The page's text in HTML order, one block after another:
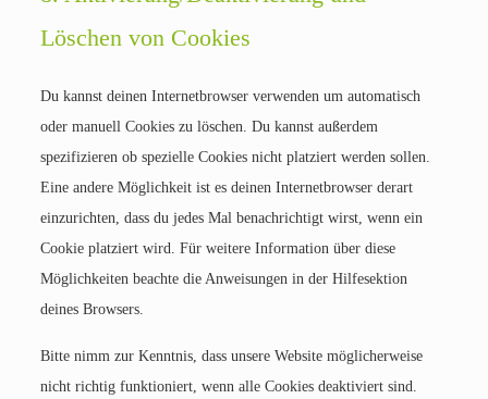
Löschen von Cookies
Du kannst deinen Internetbrowser verwenden um automatisch
oder manuell Cookies zu löschen. Du kannst außerdem
spezifizieren ob spezielle Cookies nicht platziert werden sollen.
Eine andere Möglichkeit ist es deinen Internetbrowser derart
einzurichten, dass du jedes Mal benachrichtigt wirst, wenn ein
Cookie platziert wird. Für weitere Information über diese
Möglichkeiten beachte die Anweisungen in der Hilfesektion
deines Browsers.
Bitte nimm zur Kenntnis, dass unsere Website möglicherweise
nicht richtig funktioniert, wenn alle Cookies deaktiviert sind.